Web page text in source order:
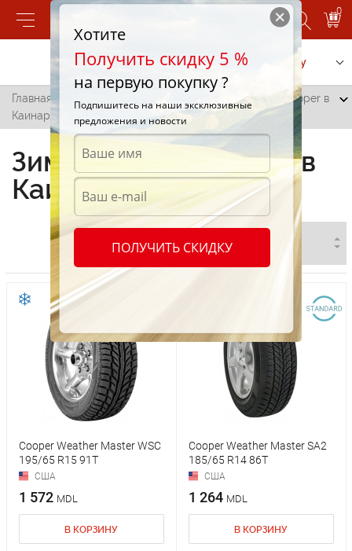
0
Позвонить Заказать услугу
Главная /
Зимние шины Cooper в
Каинарах
Зимние шины Cooper в
Каинарах
Cooper Weather Master WSC
195/65 R15 91T
США
1 572 MDL
В КОРЗИНУ
Cooper Weather Master SA2
185/65 R14 86T
США
1 264 MDL
В КОРЗИНУ
Хотите
Получить скидку 5 %
на первую покупку ?
Подпишитесь на наши эксклюзивные
предложения и новости
ПОЛУЧИТЬ СКИДКУ